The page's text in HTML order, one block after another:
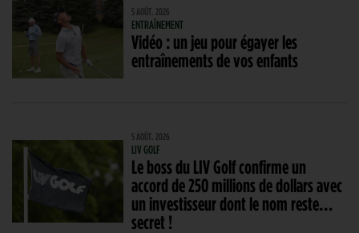
5 AOÛT. 2026
ENTRAÎNEMENT
Vidéo : un jeu pour égayer les
entraînements de vos enfants
5 AOÛT. 2026
LIV GOLF
Le boss du LIV Golf confirme un
accord de 250 millions de dollars avec
un investisseur dont le nom reste…
secret !